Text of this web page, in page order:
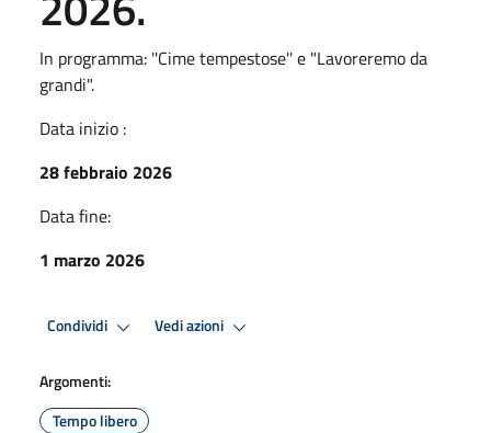
In programma: ''Cime tempestose'' e "Lavoreremo da
grandi".
Data inizio :
28 febbraio 2026
Data fine:
1 marzo 2026
Condividi Vedi azioni
Argomenti:
Tempo libero